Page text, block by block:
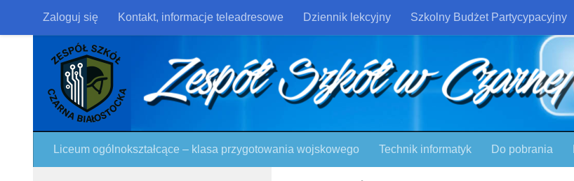
Skip to content
Zaloguj się Kontakt, informacje teleadresowe Dziennik lekcyjny Szkolny Budżet Partycypacyjny
Liceum ogólnokształcące – klasa przygotowania wojskowego Technik informatyk Do pobrania